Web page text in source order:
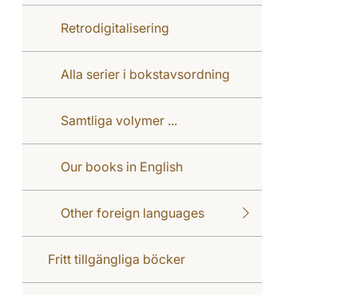
Retrodigitalisering
Alla serier i bokstavsordning
Samtliga volymer ...
Our books in English
Other foreign languages
Fritt tillgängliga böcker